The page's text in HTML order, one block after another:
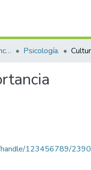
Facultad de Derecho, Ciencias Políticas y Sociales. Psicología.
handle/123456789/2390